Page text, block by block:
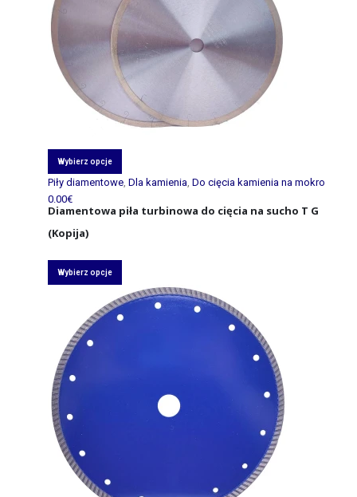
Wybierz opcje
Piły diamentowe, Dla kamienia Do cięcia kamienia na mokro
0.00€
Diamentowa piła turbinowa do cięcia na sucho T G
(Kopija)
Wybierz opcje